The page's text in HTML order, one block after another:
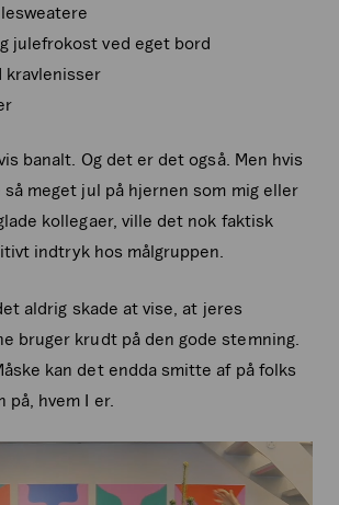
julefrokost ved eget bord
kravlenisser
banalt. Og det er det også. Men hvis
så meget jul på hjernen som mig eller
kollegaer, ville det nok faktisk
indtryk hos målgruppen.
aldrig skade at vise, at jeres
bruger krudt på den gode stemning.
kan det endda smitte af på folks
på, hvem I er.